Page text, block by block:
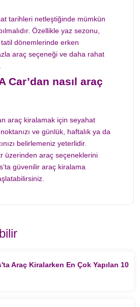
tarihleri netleştiğinde mümkün
Özellikle yaz sezonu,
dönemlerinde erken
araç seçeneği ve daha rahat
Car’dan nasıl araç
araç kiralamak için seyahat
ve günlük, haftalık ya da
belirlemeniz yeterlidir.
üzerinden araç seçeneklerini
güvenilir araç kiralama
Araç Kiralarken En Çok Yapılan 10